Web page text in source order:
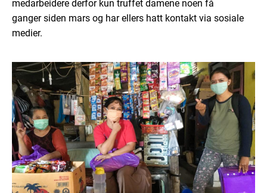
medarbeidere derfor kun truffet damene noen få
gangersiden mars og har ellers hatt kontakt via sosiale
medier.